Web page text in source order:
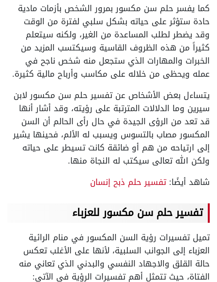
كما يفسر حلم سن مكسور بمرور الشخص بأزمات مادية
حادة ستؤثر على حياته بشكل سلبي لفترة من الوقت
وقد يضطر لطلب المساعدة من الغير، ولكنه سيتعلم
كثيراً من هذه الظروف القاسية وسيكتسب المزيد من
الخبرات والمهارات الذي ستجعل منه شخص ناجح في
عمله ويحظى من خلاله على مكاسب وأرباح مالية كثيرة.
يتساءل بعض الأشخاص عن تفسير حلم سن مكسور لابن
سيرين وما الدلالات المترتبة على رؤيته، وقد أشار أنها
قد تعد من الرؤى الجيدة في حال رأى الحالم أن السن
المكسور مصاب بالتسوس ويسبب له الألم، فحينها يشير
إلى ارتياحه من هم أو ضائقة كانت تسيطر على حياته
ولكن الله تعالى سيكتب له النجاة منها.
شاهد أيضًا:تفسير حلم ذبح إنسان
تفسير حلم سن مكسور للعزباء
تميل تفسيرات رؤية السن المكسور في منام الرائية
العزباء إلى الجوانب السلبية، لأنها على الأغلب تعكس
حالة القلق والاجهاد النفسي والبدني الذي تعاني منه
الفتاة، حيث تتمثل أهم تفسيرات الرؤية في الآتي: